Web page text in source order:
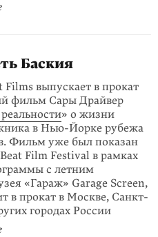
Баския
Films выпускает в прокат
фильм Сары Драйвер
» о жизни
в Нью-Йорке рубежа
Фильм уже был показан
Film Festival в рамках
c летним
«Гараж» Garage Screen,
в прокат в Москве, Санкт-
городах России